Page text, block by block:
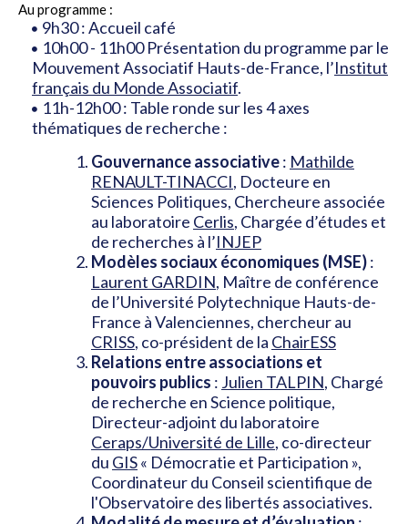
Au programme :
9h30 : Accueil café
10h00 - 11h00 Présentation du programme par le
Mouvement Associatif Hauts-de-France, l’Institut
français du Monde Associatif.
11h-12h00 : Table ronde sur les 4 axes
thématiques de recherche :
Gouvernance associative: Mathilde
RENAULT-TINACCI, Docteure en
Sciences Politiques, Chercheure associée
au laboratoire Cerlis, Chargée d’études et
de recherches à l’INJEP
Modèles sociaux économiques (MSE):
Laurent GARDIN, Maître de conférence
de l’Université Polytechnique Hauts-de-
France à Valenciennes, chercheur au
CRISS, co-président de la ChairESS
Relations entre associations et
pouvoirs publics : Julien TALPIN, Chargé
de recherche en Science politique,
Directeur-adjoint du laboratoire
Ceraps/Université de Lille, co-directeur
du GIS« Démocratie et Participation »,
Coordinateur du Conseil scientifique de
l'Observatoire des libertés associatives.